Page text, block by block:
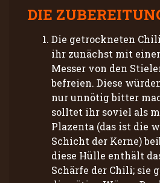
DIE
Die getrockneten
ihr zunächst mit
Messer von den
befreien. Diese
nur unnötig bitter
solltet ihr soviel als
Plazenta (das ist die
Schicht der Kerne)
diese Hülle enthält
Schärfe der Chili; sie